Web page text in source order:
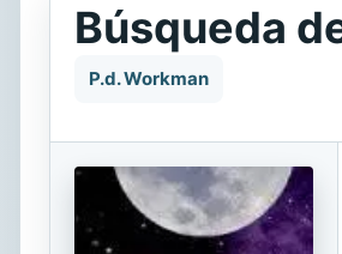
Búsqueda
P.d. Workman